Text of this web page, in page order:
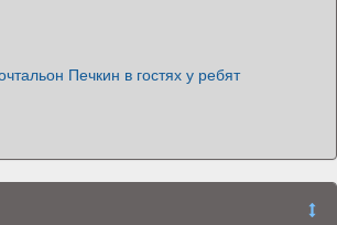
Печкин в гостях у ребят